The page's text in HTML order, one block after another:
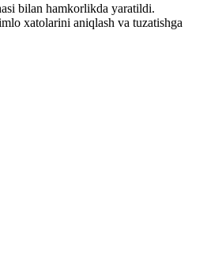
bilan hamkorlikda yaratildi.
xatolarini aniqlash va tuzatishga